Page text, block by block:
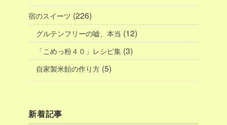
宿のスイーツ (226)
グルテンフリーの嘘、本当 (12)
「こめっ粉４０」レシピ集 (3)
自家製米飴の作り方 (5)
新着記事